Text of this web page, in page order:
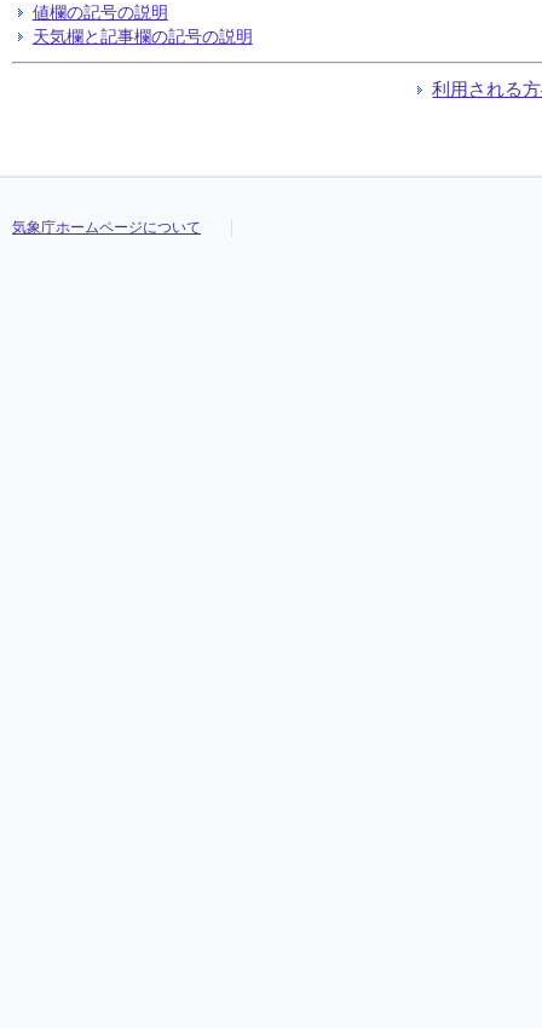
値欄の記号の説明
天気欄と記事欄の記号の説明
利用される
気象庁ホームページについて